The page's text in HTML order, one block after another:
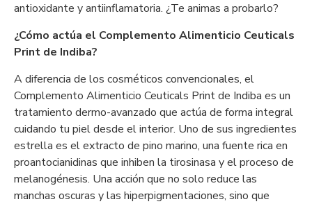
antioxidante y antiinflamatoria. ¿Te animas a probarlo?
¿Cómo actúa el Complemento Alimenticio Ceuticals
Print de Indiba?
A diferencia de los cosméticos convencionales, el
Complemento Alimenticio Ceuticals Print de Indiba es un
tratamiento dermo-avanzado que actúa de forma integral
cuidando tu piel desde el interior. Uno de sus ingredientes
estrella es el extracto de pino marino, una fuente rica en
proantocianidinas que inhiben la tirosinasa y el proceso de
melanogénesis. Una acción que no solo reduce las
manchas oscuras y las hiperpigmentaciones, sino que